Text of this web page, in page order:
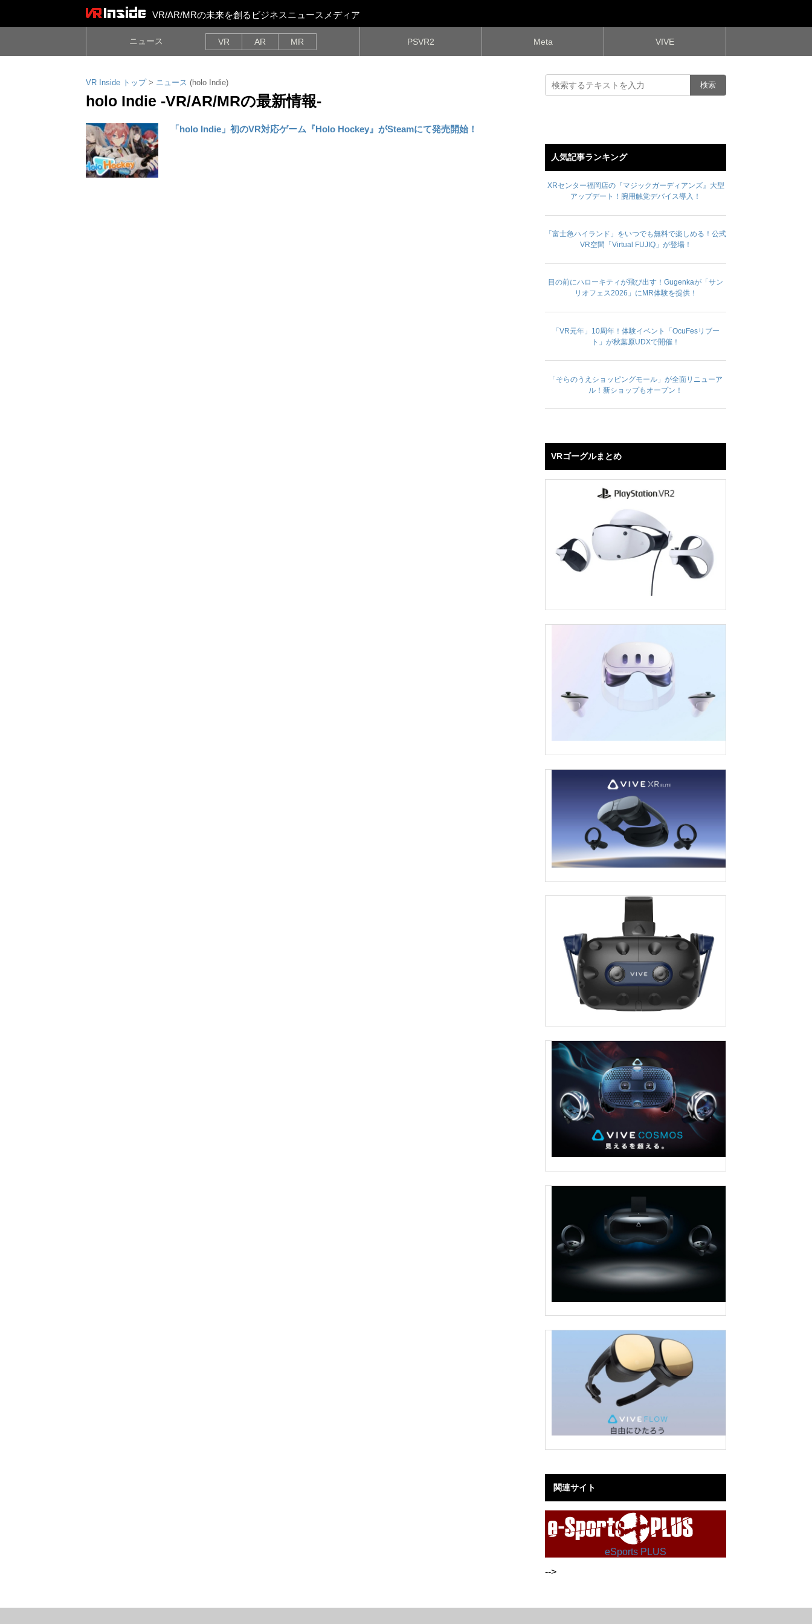
VR/AR/MRの未来を創るビジネスニュースメディア
ニュース VR AR MR PSVR2 Meta VIVE
VR Inside トップ > ニュース (holo Indie)
holo Indie -VR/AR/MRの最新情報-
「holo Indie」初のVR対応ゲーム『Holo Hockey』がSteamにて発売開始！
人気記事ランキング
XRセンター福岡店の『マジックガーディアンズ』大型
アップデート！腕用触覚デバイス導入！
「富士急ハイランド」をいつでも無料で楽しめる！公式
VR空間「Virtual FUJIQ」が登場！
目の前にハローキティが飛び出す！Gugenkaが「サン
リオフェス2026」にMR体験を提供！
「VR元年」10周年！体験イベント「OcuFesリブー
ト」が秋葉原UDXで開催！
「そらのうえショッピングモール」が全面リニューア
ル！新ショップもオープン！
VRゴーグルまとめ
関連サイト
eSports PLUS
-->